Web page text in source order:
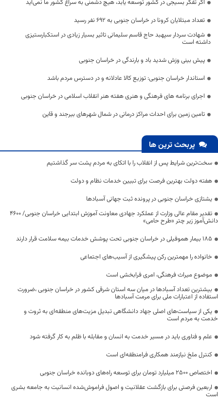
اگر تفکر بسیجی در کشور توسعه یابد، هیچ دشمنی به سراغ کشور ما نمی‌آید
تعداد مبتلایان کرونا در خراسان جنوبی به 692 نفر رسید
شهادت سردار سپهبد حاج قاسم سلیمانی تاثیر بسیار زیادی در استکبارستیزی
داشته است
پیش بینی وزش شدید باد و بارندگی در خراسان جنوبی
استاندار خراسان جنوبی: توزیع کالا عادلانه و در دسترس مردم باشد
اجرای برنامه های فرهنگی و هنری هفته هنر انقلاب اسلامی در خراسان جنوبی
تامین زمین برای احداث مراکز درمانی در شمال شهرهای بیرجند و قاین
پربحث ترین ها
سخت‌ترین شرایط پس از انقلاب را با اتکای به مردم پشت سر گذاشتیم
هفته دولت بهترین فرصت برای تبیین خدمات نظام و دولت
یشتازی خراسان جنوبی در پرونده ثبت جهانی آسبادها
تقدیر مقام عالی وزارت از عملکرد جهادی معاونت آموزش ابتدایی خراسان جنوبی/ ۴۶۰۰
دانش‌آموز زیر چتر «طرح حامی»
۱۸۵ بیمار هموفیلی در خراسان جنوبی تحت پوشش خدمات بیمه سلامت قرار دارند
خانواده را مهمترین رکن پیشگیری از آسیب‌های اجتماعی
موضوع میراث فرهنگی، امری فرابخشی است
بیشترین تعداد آسبادها در میان سه استان شرقی کشور در خراسان جنوبی ،ضرورت
استفاده از اعتبارات ملی برای مرمت آسبادها
یکی از سیاست‌های اصلی جهاد دانشگاهی تبدیل مزیت‌های منطقه‌ای به ثروت و
خدمت به مردم است
علم و فناوری باید در مسیر خدمت به انسان و مقابله با ظلم به کار گرفته شود
کنترل ملخ نیازمند همکاری فرامنطقه‌ای است
اختصاص 2500 میلیارد تومان برای توسعه راه‌های دوبانده خراسان جنوبی
اربعین فرصتی برای بازگشت عقلانیت و اصول فراموش‌شده انسانیت به جامعه بشری
است